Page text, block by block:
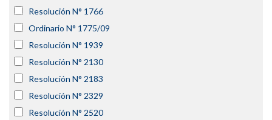
Resolución N° 1766
Ordinario N° 1775/09
Resolución N° 1939
Resolución N° 2130
Resolución N° 2183
Resolución N° 2329
Resolución N° 2520